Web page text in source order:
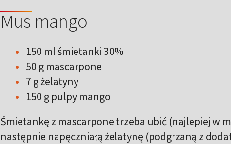
Mus mango
150 ml śmietanki 30%
50 g mascarpone
7 g żelatyny
150 g pulpy mango
Śmietankę z mascarpone trzeba ubić (najlepiej w
następnie napęczniałą żelatynę (podgrzaną z